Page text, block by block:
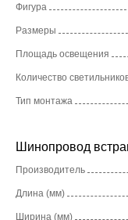
Фигура
Размеры
Площадь освещения
Количество
Тип монтажа
Шинопровод
Производитель
Длина (мм)
Ширина (мм)